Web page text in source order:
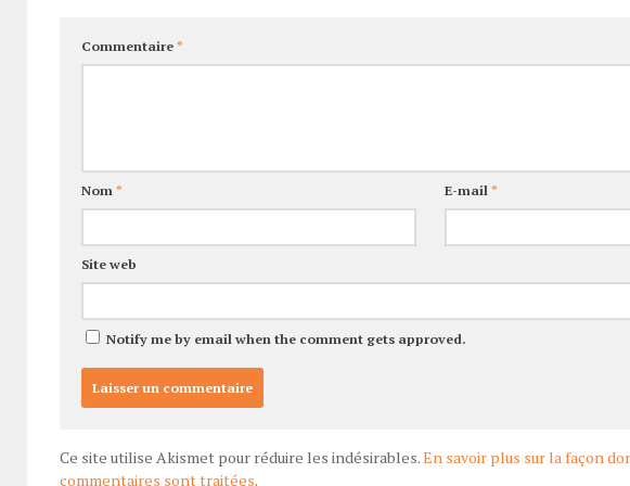
Commentaire*
Nom* E-mail*
Site web
Notify me by email when the comment gets approved.
Ce site utilise Akismet pour réduire les indésirables.En savoir plus sur la façon
commentaires sont traitées.